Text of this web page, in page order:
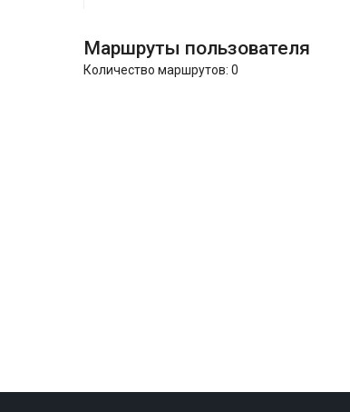
Маршруты пользователя
Количество маршрутов: 0